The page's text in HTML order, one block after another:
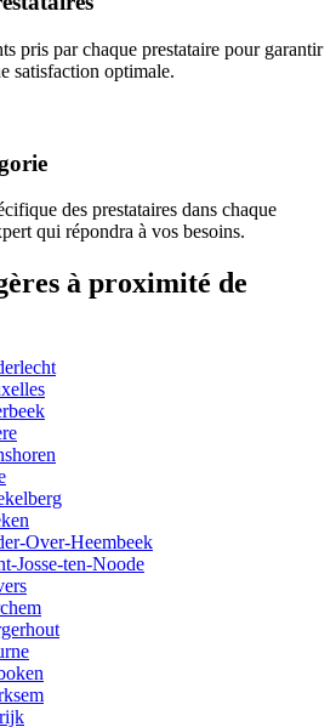
pris par chaque prestataire pour garantir
satisfaction optimale.
des prestataires dans chaque
qui répondra à vos besoins.
à proximité de
Over-Heembeek
Josse-ten-Noode